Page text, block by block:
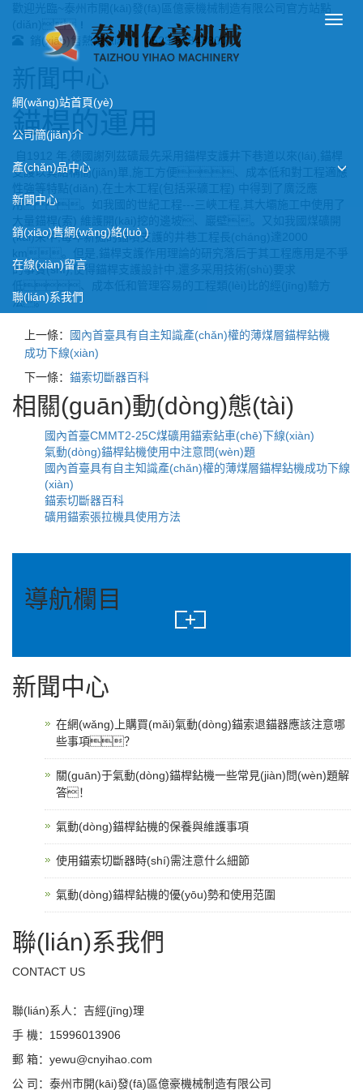
(diǎn)！
銷(xiāo)售熱線(xiàn)：0523-86848800
導
網(wǎng)站首頁(yè)
公司簡(jiǎn)介
產(chǎn)品中心
新聞中心
銷(xiāo)售網(wǎng)絡(luò )
在線(xiàn)留言
聯(lián)系我們
錨桿的運用
支護以其結構簡(jiǎn)單,施工方便、成本低和對工程適應
用。如我國的世紀工程---三峽工程,其大壩施工中使用了
(kāi)采中,每年新掘的錨噴支護的井巷工程長(cháng)達2000
的事實(shí),使得錨桿支護設計中,還多采用技術(shù)要求
法。
上一條：
國內首臺具有自主知識產(chǎn)權的薄煤層錨桿鉆機
成功下線(xiàn)
下一條： 錨索切斷器百科
相關(guān)動(dòng)態(tài)
國內首臺CMMT2-25C煤礦用錨索鉆車(chē)下線(xiàn)
氣動(dòng)錨桿鉆機使用中注意問(wèn)題
國內首臺具有自主知識產(chǎn)權的薄煤層錨桿鉆機成功下線
(xiàn)
錨索切斷器百科
礦用錨索張拉機具使用方法
導航欄目
新聞中心
在網(wǎng)上購買(mǎi)氣動(dòng)錨索退錨器應該注意哪
些事項？
關(guān)于氣動(dòng)錨桿鉆機一些常見(jiàn)問(wèn)題解
答！
氣動(dòng)錨桿鉆機的保養與維護事項
使用錨索切斷器時(shí)需注意什么細節
氣動(dòng)錨桿鉆機的優(yōu)勢和使用范圍
聯(lián)系我們
CONTACT US
聯(lián)系人：吉經(jīng)理
手 機：15996013906
郵 箱：yewu@cnyihao.com
公 司：泰州市開(kāi)發(fā)區億豪機械制造有限公司